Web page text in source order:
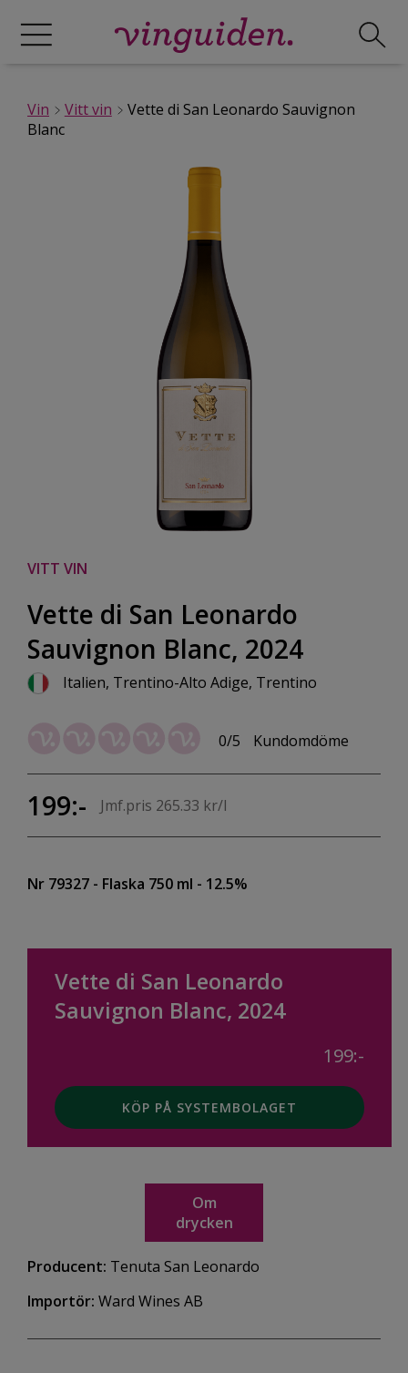
Vin Vitt vin
Vette di San Leonardo Sauvignon
Blanc
VITT VIN
Vette di San Leonardo
Sauvignon Blanc, 2024
Italien, Trentino-Alto Adige, Trentino
0/5 Kundomdöme
199:- Jmf.pris 265.33 kr/l
Nr 79327 - Flaska 750 ml - 12.5%
Vette di San Leonardo
Sauvignon Blanc, 2024
199:-
KÖP PÅ SYSTEMBOLAGET
Om
drycken
Producent: Tenuta San Leonardo
Importör: Ward Wines AB